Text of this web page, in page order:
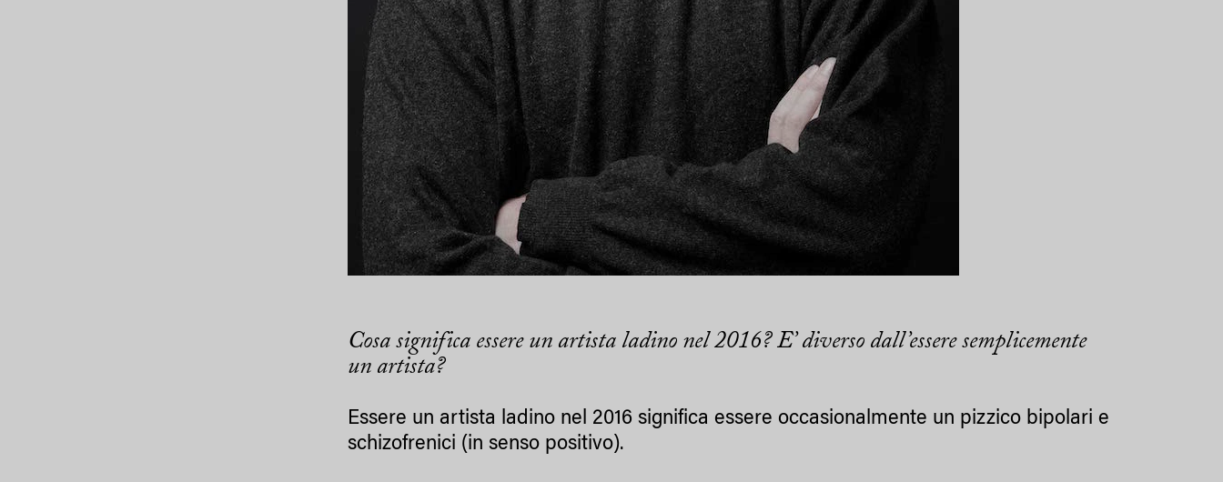
Cosa significa essere un artista ladino nel 2016? E’ diverso dall’essere semplicemente
un artista?
Essere un artista ladino nel 2016 significa essere occasionalmente un pizzico bipolari e
schizofrenici (in senso positivo).